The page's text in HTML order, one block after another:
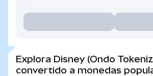
Explora Disney (Ondo
convertido a monedas